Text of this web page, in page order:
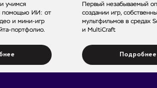
учимся
помощью ИИ: от
и мини-игр
портфолио.
Первый незабываемый
создании игр,
мультфильмов в средах
и MultiCraft
Подробнее